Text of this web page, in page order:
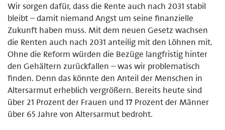
Wir sorgen dafür, dass die Rente auch nach 2031 stabil
bleibt – damit niemand Angst um seine finanzielle
Zukunft haben muss. Mit dem neuen Gesetz wachsen
die Renten auch nach 2031 anteilig mit den Löhnen mit.
Ohne die Reform würden die Bezüge langfristig hinter
den Gehältern zurückfallen – was wir problematisch
finden. Denn das könnte den Anteil der Menschen in
Altersarmut erheblich vergrößern. Bereits heute sind
über 21 Prozent der Frauen und 17 Prozent der Männer
über 65 Jahre von Altersarmut bedroht.